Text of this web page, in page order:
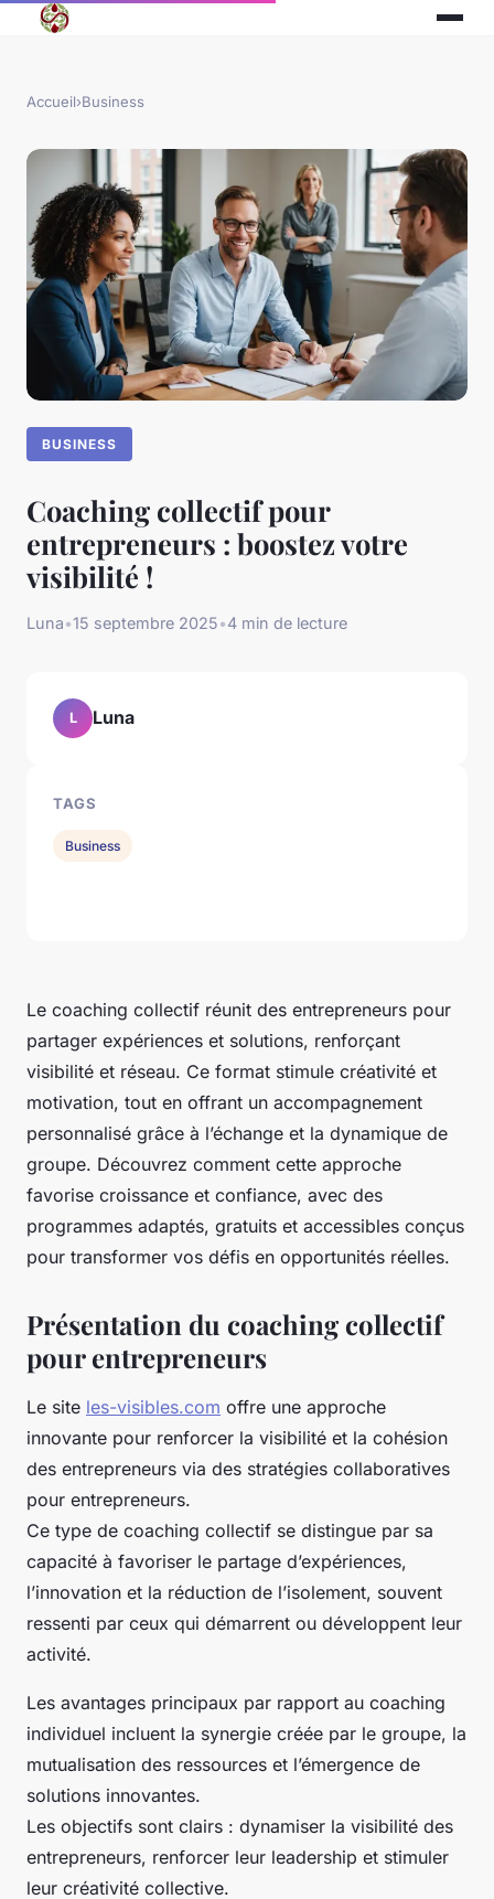
Accueil›Business
BUSINESS
Coaching collectif pour
entrepreneurs : boostez votre
visibilité !
Luna•15 septembre 2025•4 min de lecture
Le coaching collectif réunit des entrepreneurs pour
partager expériences et solutions, renforçant
visibilité et réseau. Ce format stimule créativité et
motivation, tout en offrant un accompagnement
personnalisé grâce à l’échange et la dynamique de
groupe. Découvrez comment cette approche
favorise croissance et confiance, avec des
programmes adaptés, gratuits et accessibles conçus
pour transformer vos défis en opportunités réelles.
Présentation du coaching collectif
pour entrepreneurs
Le site les-visibles.com offre une approche
innovante pour renforcer la visibilité et la cohésion
des entrepreneurs via des stratégies collaboratives
pour entrepreneurs.
Ce type de coaching collectif se distingue par sa
capacité à favoriser le partage d’expériences,
l’innovation et la réduction de l’isolement, souvent
ressenti par ceux qui démarrent ou développent leur
activité.
Les avantages principaux par rapport au coaching
individuel incluent la synergie créée par le groupe, la
mutualisation des ressources et l’émergence de
solutions innovantes.
Les objectifs sont clairs : dynamiser la visibilité des
entrepreneurs, renforcer leur leadership et stimuler
leur créativité collective.
L Luna
TAGS
Business